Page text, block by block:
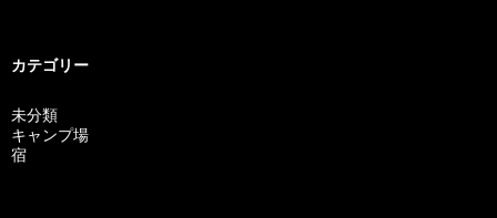
カテゴリー
未分類
キャンプ場
宿